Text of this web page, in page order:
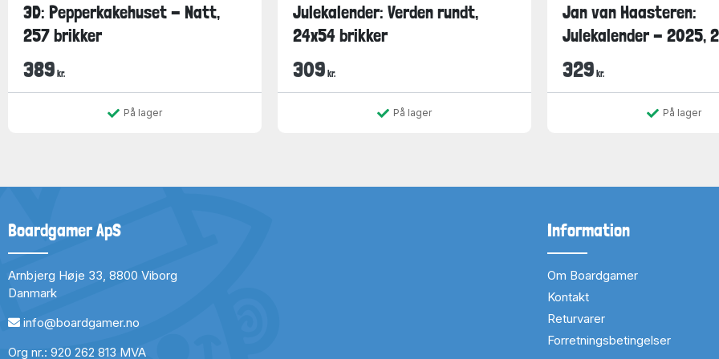
3D: Pepperkakehuset - Natt,
257 brikker
389 kr.
På lager
Julekalender: Verden rundt,
24x54 brikker
309 kr.
På lager
Jan van Haasteren:
Julekalender - 2025,
329 kr.
På lager
Boardgamer ApS
Arnbjerg Høje 33, 8800 Viborg
Danmark
info@boardgamer.no
Org nr.: 920 262 813 MVA
Information
Om Boardgamer
Kontakt
Returvarer
Forretningsbetingelser